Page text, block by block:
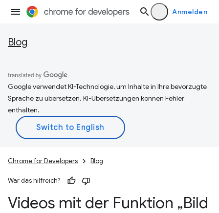
Anmelden
Blog
Google verwendet KI-Technologie, um Inhalte in Ihre bevorzugte
Sprache zu übersetzen. KI-Übersetzungen können Fehler
enthalten.
Chrome for Developers Blog
War das hilfreich?
Videos mit der Funktion „Bild